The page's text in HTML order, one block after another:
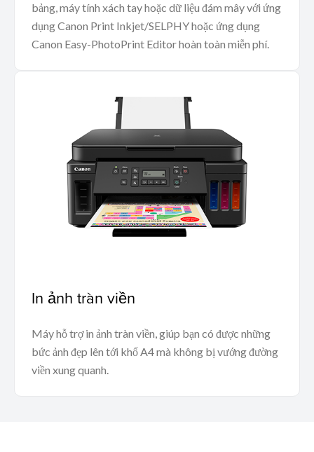
bảng, máy tính xách tay hoặc dữ liệu đám mây với ứng
dụng Canon Print Inkjet/SELPHY hoặc ứng dụng
Canon Easy-PhotoPrint Editor hoàn toàn miễn phí.
In ảnh tràn viền
Máy hỗ trợ in ảnh tràn viền, giúp bạn có được những
bức ảnh đẹp lên tới khổ A4 mà không bị vướng đường
viền xung quanh.